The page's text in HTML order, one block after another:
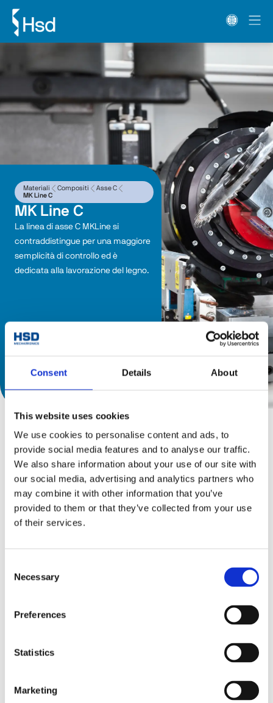
Consent Details About
This website uses cookies
We use cookies to personalise content and ads, to
provide social media features and to analyse our traffic.
We also share information about your use of our site with
our social media, advertising and analytics partners who
may combine it with other information that you’ve
provided to them or that they’ve collected from your use
of their services.
Selection
Necessary
Preferences
Statistics
Marketing
Materiali Compositi
Asse C
MK Line C
MK Line C
La linea di asse C MKLine si
contraddistingue per una maggiore
semplicità di controllo ed è
dedicata alla lavorazione del legno.
Scopri